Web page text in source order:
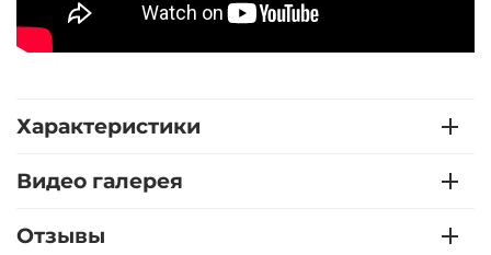
Характеристики
Видео галерея
Отзывы